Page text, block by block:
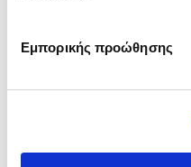
Εμπορικής προώθησης